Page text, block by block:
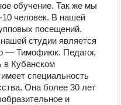
обучение. Так же мы
человек. В нашей
посещений.
студии является
— Тимофиюк. Педагог,
в Кубанском
специальность
Она более 30 лет
и